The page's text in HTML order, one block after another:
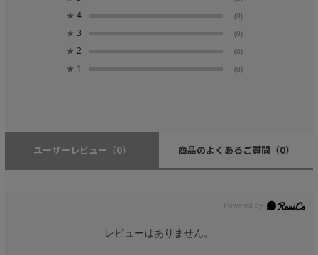
★ 4 (0)
★ 3 (0)
★ 2 (0)
★ 1 (0)
ユーザーレビュー （0） 商品のよくあるご質問 （0）
レビューはありません。